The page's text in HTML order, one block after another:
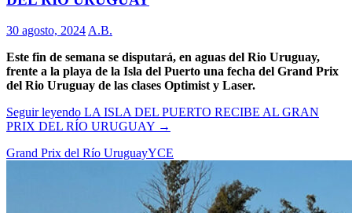
30 agosto, 2024 A.B.
Este fin de semana se disputará, en aguas del Rio Uruguay,
frente a la playa de la Isla del Puerto una fecha del Grand Prix
del Rio Uruguay de las clases Optimist y Laser.
Seguir leyendo LA ISLA DEL PUERTO RECIBE AL GRAN
PRIX DEL RÍO URUGUAY →
Grand Prix del Río UruguayYCE